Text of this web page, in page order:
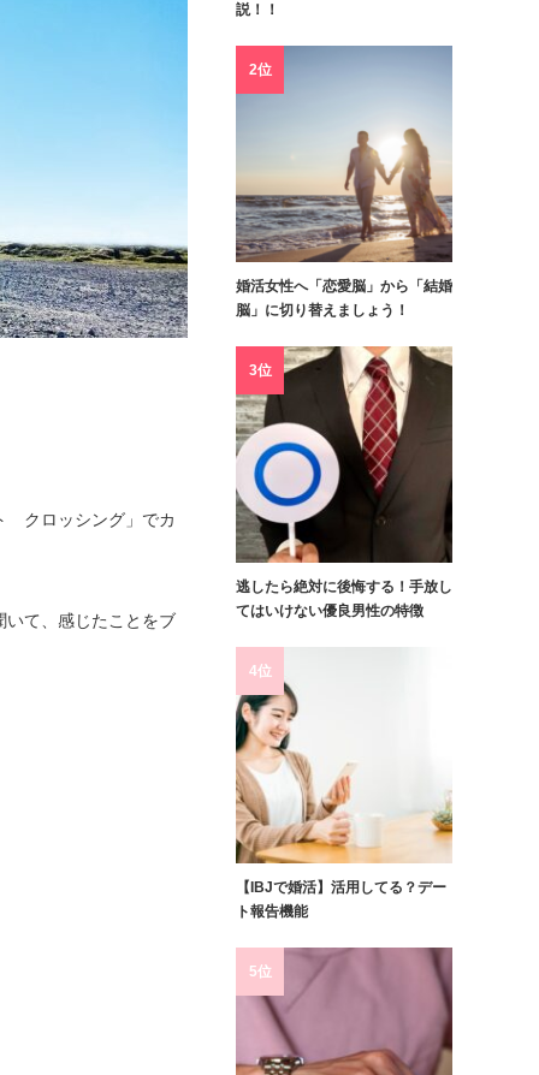
クロッシング」でカ
いて、感じたことをブ
説！！
2位
婚活女性へ「恋愛脳」から「結婚
脳」に切り替えましょう！
3位
逃したら絶対に後悔する！手放し
てはいけない優良男性の特徴
4位
【IBJで婚活】活用してる？デー
ト報告機能
5位